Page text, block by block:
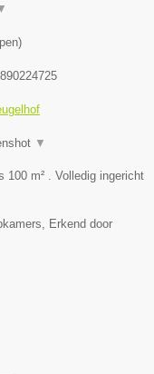
)
▼
100 m² . Volledig ingericht
Erkend door